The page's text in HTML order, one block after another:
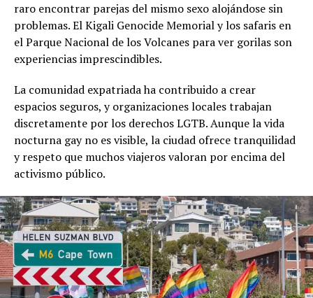
raro encontrar parejas del mismo sexo alojándose sin
problemas. El Kigali Genocide Memorial y los safaris en
el Parque Nacional de los Volcanes para ver gorilas son
experiencias imprescindibles.
La comunidad expatriada ha contribuido a crear
espacios seguros, y organizaciones locales trabajan
discretamente por los derechos LGTB. Aunque la vida
nocturna gay no es visible, la ciudad ofrece tranquilidad
y respeto que muchos viajeros valoran por encima del
activismo público.